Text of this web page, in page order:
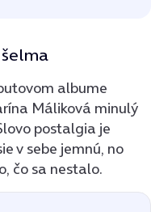
albume
Máliková minulý
postalgia je
v sebe jemnú, no
čo sa nestalo.